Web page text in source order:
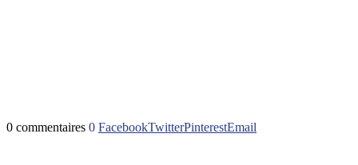
0 commentaires 0 FacebookTwitterPinterestEmail